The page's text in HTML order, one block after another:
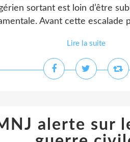
sortant est loin d’être
Avant cette escalade
Lire la suite
alerte sur